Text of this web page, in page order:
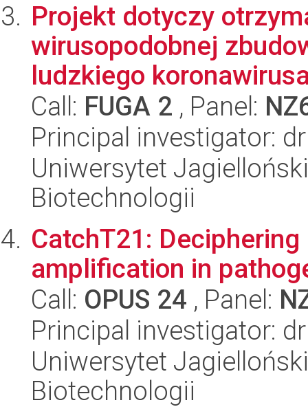
Projekt dotyczy
wirusopodobnej
ludzkiego
Call: FUGA 2 , Panel:
Principal investigator:
Uniwersytet
Biotechnologii
CatchT21:
amplification in
Call: OPUS 24 , Panel:
Principal investigator:
Uniwersytet
Biotechnologii